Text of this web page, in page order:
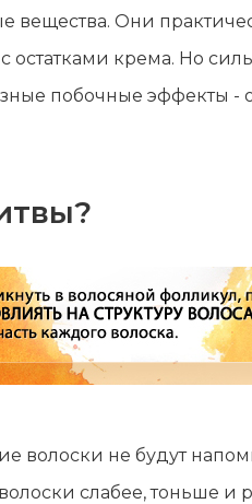
Они
остатками крема. Но
побочные эффекты -
волоски не будут
слабее, тоньше и